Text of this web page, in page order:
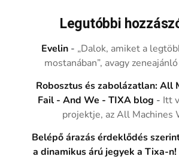
Legutóbbi
Evelin - „Dalok, amiket a
mostanában”, avagy
Robosztus és zabolázatlan: All
Fail - And We - TIXA blog - Itt
projektje, az All Machines
Belépő árazás érdeklődés
a dinamikus árú jegyek a Tixa-n!